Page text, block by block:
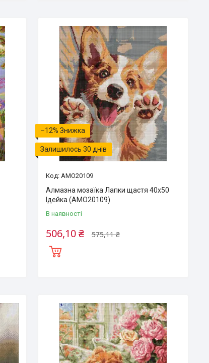
–12%
Залишилось 30 днів
AMO20109
Алмазна мозаїка Лапки щастя 40х50
Ідейка (AMO20109)
В наявності
575,11 ₴
506,10 ₴